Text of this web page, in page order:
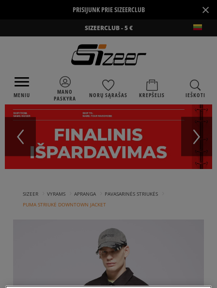
PRISIJUNK PRIE SIZEERCLUB ×
SIZEERCLUB - 5 €
MENIU
MANO
PASKYRA
NORŲ SĄRAŠAS KREPŠELIS IEŠKOTI
SIZEER VYRAMS APRANGA PAVASARINĖS STRIUKĖS
PUMA STRIUKĖ DOWNTOWN JACKET